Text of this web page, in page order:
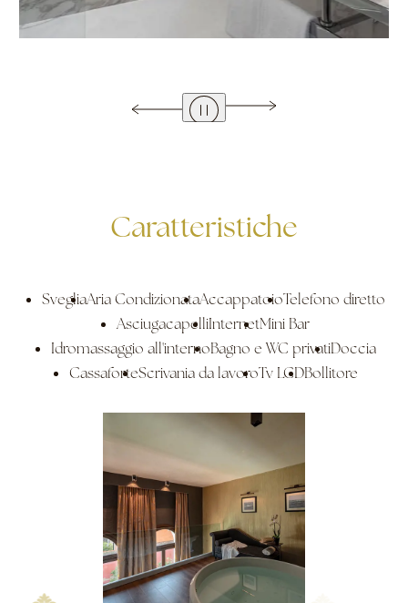
Caratteristiche
SvegliaAria CondizionataAccappatoioTelefono diretto
AsciugacapelliInternetMini Bar
Idromassaggio all'internoBagno e WC privatiDoccia
CassaforteScrivania da lavoroTv LCDBollitore